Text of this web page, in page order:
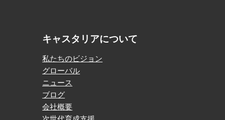
キャスタリアについて
私たちのビジョン
グローバル
ニュース
ブログ
会社概要